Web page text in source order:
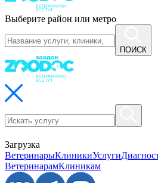
Выберите район или метро
ПОИСК
Загрузка
ВетеринарыКлиникиУслуги
ВетеринарамКлиникам